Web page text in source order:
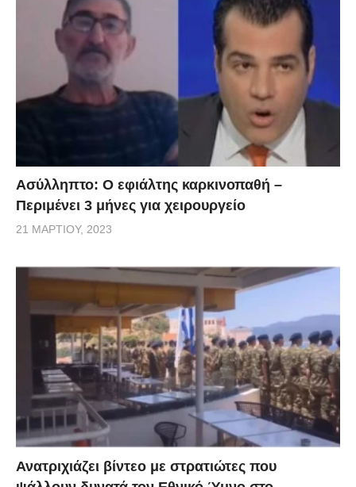
Ασύλληπτο: Ο εφιάλτης καρκινοπαθή –
Περιμένει 3 μήνες για χειρουργείο
21 ΜΑΡΤΊΟΥ, 2023
Ανατριχιάζει βίντεο με στρατιώτες που